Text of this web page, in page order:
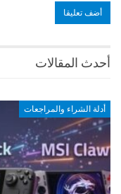
أحدث المقالات
أدلة الشراء والمراجعات